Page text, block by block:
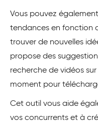
Vous pouvez
tendances en fonction
trouver de nouvelles
propose des
recherche de vidéos
moment pour
Cet outil vous aide
vos concurrents et à